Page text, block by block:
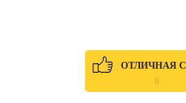
ОТЛИЧНАЯ
0